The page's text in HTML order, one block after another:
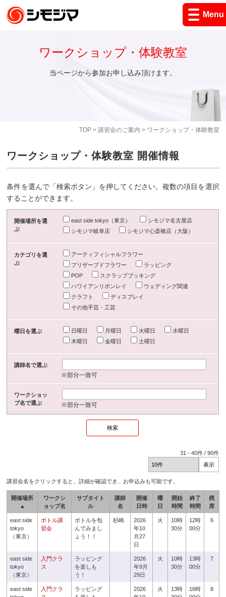
Menu
TOP> 講習会のご案内 > ワークショップ・体験教室
ワークショップ・体験教室
当ページから参加お申し込み頂けます。
ワークショップ・体験教室 開催情報
条件を選んで「検索ボタン」を押してください。複数の項目を選択
することができます。
開催場所を選
ぶ
east side tokyo（東京）
シモジマ名古屋店
シモジマ岐阜店
シモジマ心斎橋店（大阪）
カテゴリを選
ぶ
アーティフィシャルフラワー
プリザーブドフラワー
ラッピング
POP
スクラップブッキング
ハワイアンリボンレイ
ウェディング関連
クラフト
ディスプレイ
その他手芸・工芸
曜日を選ぶ 日曜日 月曜日 火曜日
水曜日
木曜日
金曜日 土曜日
講師名で選ぶ
※部分一致可
ワークショッ
プ名で選ぶ
※部分一致可
31 -40件 /90件
講習会名をクリックすると、詳細が確認でき、お申込みも可能です。
開催場所
▲
ワークシ
ョップ名
サブタイト
ル
講師
名
開催
日時
曜
日
開始
時間
終了
時間
残
席
east side
tokyo
（東京）
ボトル講
習会
ボトルを包
んでみまし
ょう！！
杉崎
2026
年10
月27
日
火
10時
30分
12時
00分
6
east side
tokyo
（東京）
入門クラ
ス
ラッピング
を楽しも
う！
2026
年9月
29日
火
10時
30分
13時
00分
7
east side
入門クラ
ラッピング
2026
火
13時
16時
8